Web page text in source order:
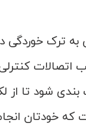
ترک خوردگی
شود تا از
خودتان انجام